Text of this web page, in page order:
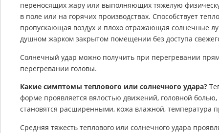
переносящих жару или выполняющих тяжелую
в поле или на горячих производствах. Способствует
пропускающая воздух и плохо отражающая солнечные
душном жарком закрытом помещении без доступа
Солнечный удар можно получить при перегревании
перегревании головы.
Какие симптомы теплового или солнечного удара?
форме проявляется вялостью движений, головной
становятся расширенными, кожа влажной, температура
Средняя тяжесть теплового или солнечного удара